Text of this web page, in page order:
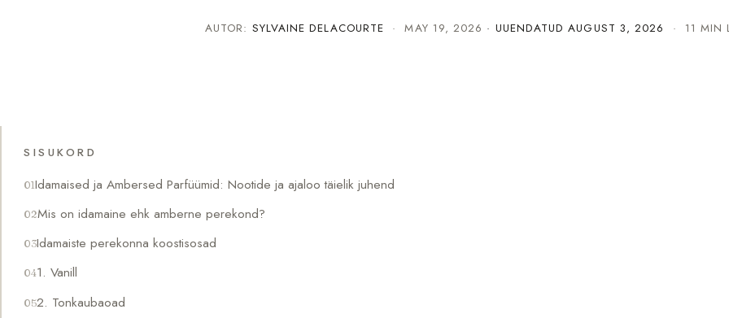
AUTOR: SYLVAINE DELACOURTE ·MAY 19, 2026 · UUENDATUDAUGUST 3, 2026 · 11 MIN
SISUKORD
Idamaised ja Ambersed Parfüümid: Nootide ja ajaloo täielik juhend
Mis on idamaine ehk amberne perekond?
Idamaiste perekonna koostisosad
1. Vanill
2. Tonkaubaoad